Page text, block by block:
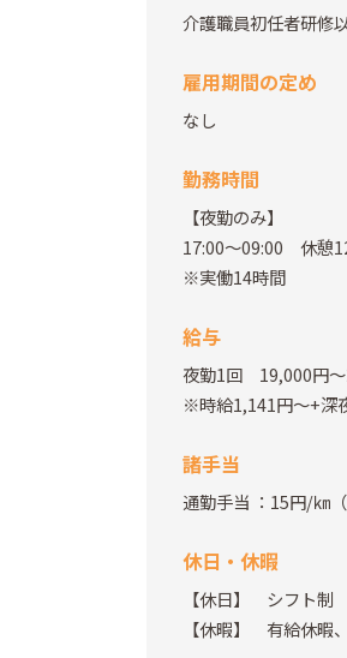
介護職員初任者研修
雇用期間の定め
なし
勤務時間
【夜勤のみ】
17:00～09:00 休憩
※実働14時間
給与
夜勤1回 19,000円
※時給1,141円～+深
諸手当
通勤手当 ：15円/㎞
休日・休暇
【休日】 シフト
【休暇】 有給休暇